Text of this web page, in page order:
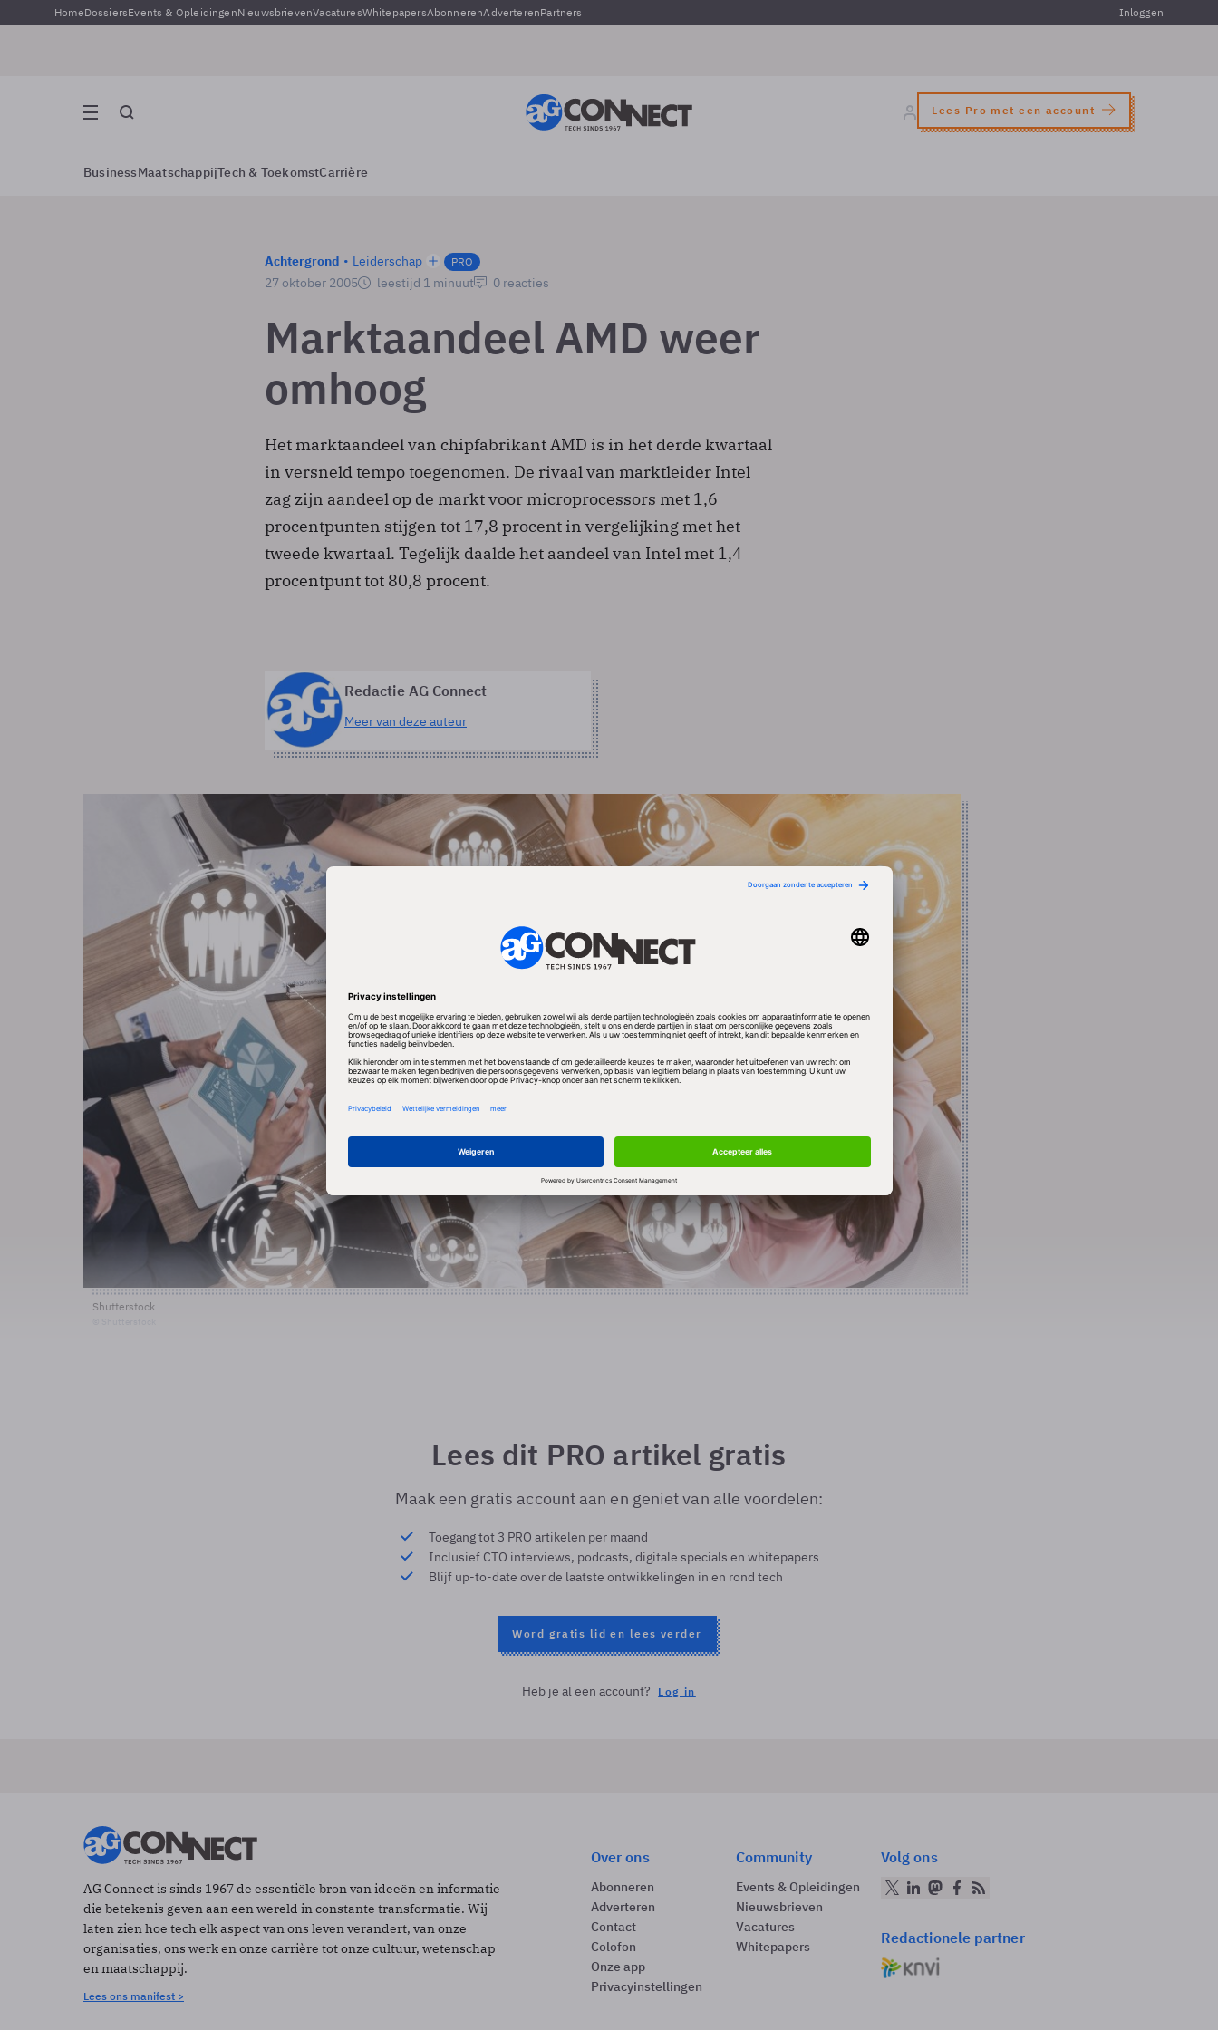
HomeDossiersEvents & OpleidingenNieuwsbrievenVacaturesWhitepapersAbonnerenAdverterenPartners Inloggen
Lees Pro met een account
BusinessMaatschappijTech & ToekomstCarrière
Achtergrond Leiderschap PRO
27 oktober 2005 leestijd 1 minuut 0 reacties
Marktaandeel AMD weer
omhoog
Het marktaandeel van chipfabrikant AMD is in het derde kwartaal
in versneld tempo toegenomen. De rivaal van marktleider Intel
zag zijn aandeel op de markt voor microprocessors met 1,6
procentpunten stijgen tot 17,8 procent in vergelijking met het
tweede kwartaal. Tegelijk daalde het aandeel van Intel met 1,4
procentpunt tot 80,8 procent.
Redactie AG Connect
Meer van deze auteur
Shutterstock
Lees dit PRO artikel gratis
Maak een gratis account aan en geniet van alle voordelen:
Toegang tot 3 PRO artikelen per maand
Inclusief CTO interviews, podcasts, digitale specials en whitepapers
Blijf up-to-date over de laatste ontwikkelingen in en rond tech
Word gratis lid en lees verder
Heb je al een account? Log in
AG Connect is sinds 1967 de essentiële bron van ideeën en informatie
die betekenis geven aan een wereld in constante transformatie. Wij
laten zien hoe tech elk aspect van ons leven verandert, van onze
organisaties, ons werk en onze carrière tot onze cultuur, wetenschap
en maatschappij.
Lees ons manifest >
Over ons
Abonneren
Adverteren
Contact
Colofon
Onze app
Privacyinstellingen
Community
Events & Opleidingen
Nieuwsbrieven
Vacatures
Whitepapers
Volg ons
Redactionele partner